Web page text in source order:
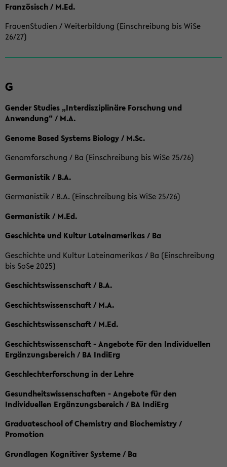
Französisch / M.Ed.
FrauenStudien / Weiterbildung (Einschreibung bis WiSe
26/27)
G
Gender Studies „Interdisziplinäre Forschung und
Anwendung“ / M.A.
Genome Based Systems Biology / M.Sc.
Genomforschung / Ba (Einschreibung bis WiSe 25/26)
Germanistik / B.A.
Germanistik / B.A. (Einschreibung bis WiSe 25/26)
Germanistik / M.Ed.
Geschichte und Kultur Lateinamerikas / Ba
Geschichte und Kultur Lateinamerikas / Ba (Einschreibung
bis SoSe 2025)
Geschichtswissenschaft / B.A.
Geschichtswissenschaft / M.A.
Geschichtswissenschaft / M.Ed.
Geschichtswissenschaft - Angebote für den Individuellen
Ergänzungsbereich / BA IndiErg
Geschlechterforschung in der Lehre
Gesundheitswissenschaften - Angebote für den
Individuellen Ergänzungsbereich / BA IndiErg
Graduateschool of Chemistry and Biochemistry /
Promotion
Grundlagen Kognitiver Systeme / Ba